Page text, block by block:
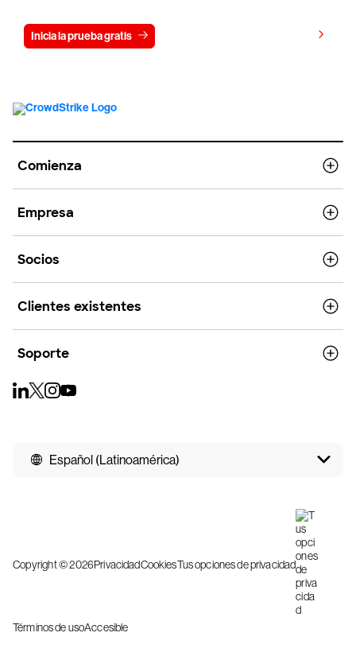
Inicia la prueba gratis
Comienza
Empresa
Socios
Clientes existentes
Soporte
Español (Latinoamérica)
Copyright © 2026PrivacidadCookiesTus opciones de privacidad
Términos de usoAccesible